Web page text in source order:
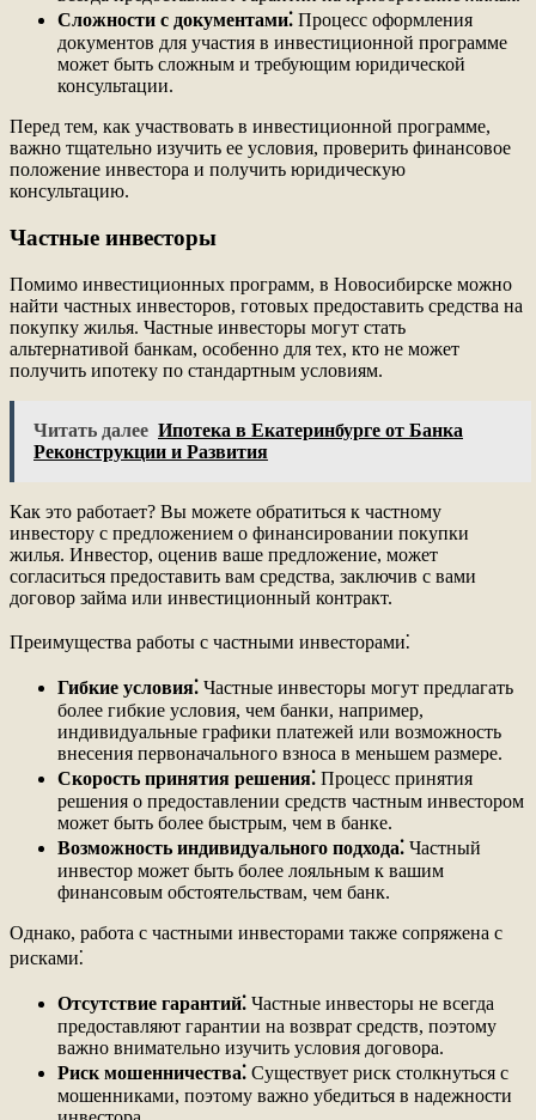
Сложности с документами⁚ Процесс оформления
документов для участия в инвестиционной программе
может быть сложным и требующим юридической
консультации.
Перед тем, как участвовать в инвестиционной программе,
важно тщательно изучить ее условия, проверить финансовое
положение инвестора и получить юридическую
консультацию.
Частные инвесторы
Помимо инвестиционных программ, в Новосибирске можно
найти частных инвесторов, готовых предоставить средства на
покупку жилья. Частные инвесторы могут стать
альтернативой банкам, особенно для тех, кто не может
получить ипотеку по стандартным условиям.
Читать далее Ипотека в Екатеринбурге от Банка
Реконструкции и Развития
Как это работает? Вы можете обратиться к частному
инвестору с предложением о финансировании покупки
жилья. Инвестор, оценив ваше предложение, может
согласиться предоставить вам средства, заключив с вами
договор займа или инвестиционный контракт.
Преимущества работы с частными инвесторами⁚
Гибкие условия⁚ Частные инвесторы могут предлагать
более гибкие условия, чем банки, например,
индивидуальные графики платежей или возможность
внесения первоначального взноса в меньшем размере.
Скорость принятия решения⁚ Процесс принятия
решения о предоставлении средств частным инвестором
может быть более быстрым, чем в банке.
Возможность индивидуального подхода⁚ Частный
инвестор может быть более лояльным к вашим
финансовым обстоятельствам, чем банк.
Однако, работа с частными инвесторами также сопряжена с
рисками⁚
Отсутствие гарантий⁚ Частные инвесторы не всегда
предоставляют гарантии на возврат средств, поэтому
важно внимательно изучить условия договора.
Риск мошенничества⁚ Существует риск столкнуться с
мошенниками, поэтому важно убедиться в надежности